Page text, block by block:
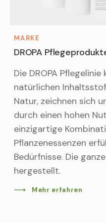
MARKE
DROPA
Die DROPA
natürlichen
Natur, zeichnen sich
durch einen hohen
einzigartige
Pflanzenessenzen
Bedürfnisse. Die
hergestellt.
Mehr erfahren